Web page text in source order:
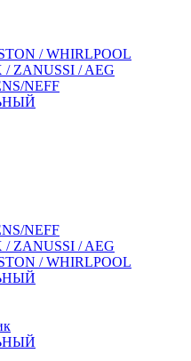
/ WHIRLPOOL
ZANUSSI / AEG
NEFF
NEFF
ZANUSSI / AEG
/ WHIRLPOOL